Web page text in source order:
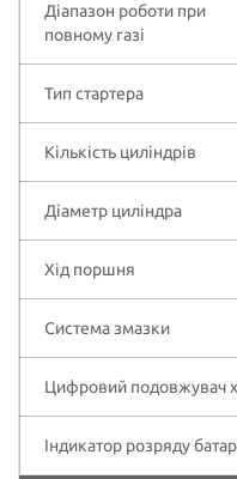
Діапазон роботи при
повному газі
Тип стартера
Кількість циліндрів
Діаметр циліндра
Хід поршня
Система змазки
Цифровий подовжувач
Індикатор розряду